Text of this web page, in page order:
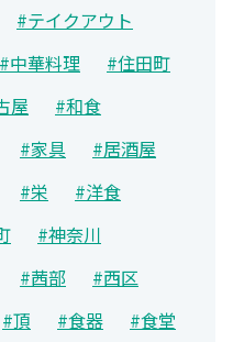
#テイクアウト
#中華料理
#住田町
屋
#和食
#家具
#居酒屋
#栄
#洋食
#神奈川
#茜部
#西区
#頂 #食器
#食堂